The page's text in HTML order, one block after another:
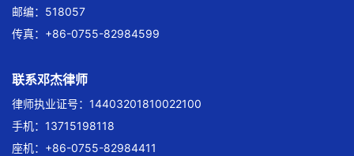
邮编：518057
传真：+86-0755-82984599
联系邓杰律师
律师执业证号：14403201810022100
手机：13715198118
座机：+86-0755-82984411